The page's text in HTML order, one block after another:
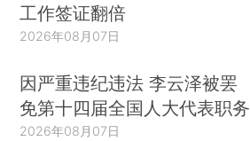
工作签证翻倍
2026年08月07日
因严重违纪违法 李云泽被罢
免第十四届全国人大代表职务
2026年08月07日